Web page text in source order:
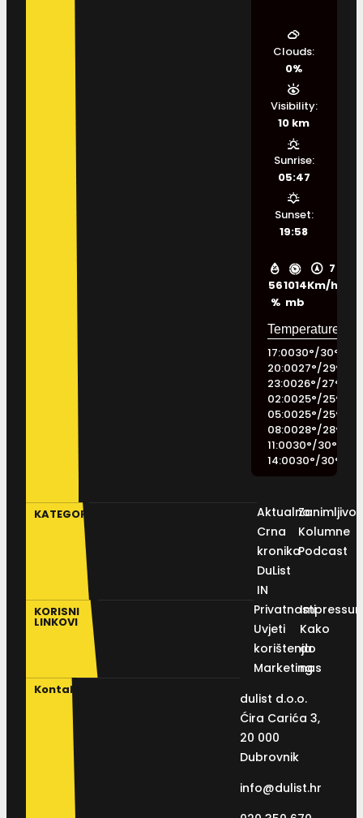
56
%
1014
mb
7
Km/h
Clouds:
0%
Visibility:
10 km
Sunrise:
05:47
Sunset:
19:58
17:0030°/30°
20:0027°/29°
23:0026°/27°
02:0025°/25°
05:0025°/25°
08:0028°/28°
11:0030°/30°
14:0030°/30°
KATEGORIJE
Aktualno
Crna
kronika
DuList
IN
Kolumne
Podcast
KORISNI
LINKOVI
Privatnosti
Uvjeti
korištenja
Marketing
Kako
do
nas
Kontakt
dulist d.o.o.
Ćira Carića 3,
20 000
Dubrovnik
info@dulist.hr